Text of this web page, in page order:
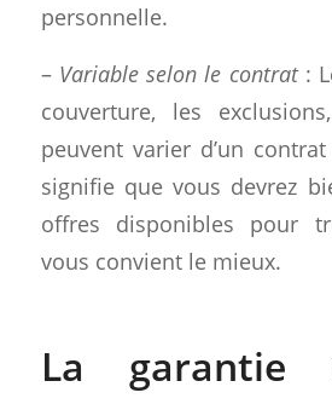
personnelle.
– Variable selon le contrat:
couverture, les
peuvent varier d’un
signifie que vous devrez
offres disponibles pour
vous convient le mieux.
La garantie